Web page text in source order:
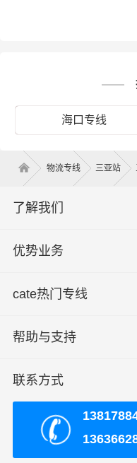
健身器械、五金材料、
“两地之复，来而往以”
能够准时、准点到达乡
享受人在家中坐，货在
司机对三亚去乡宁县所
流凭借专业的物流方案
亚到乡宁县专线物流为
生产销售业务，创造更多
运价参考：
三
海口专线
物流专线 三亚站
了解我们
优势业务
cate热门专线
帮助与支持
联系方式